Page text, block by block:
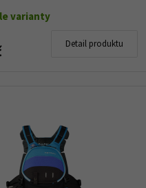
varianty
Detail produktu